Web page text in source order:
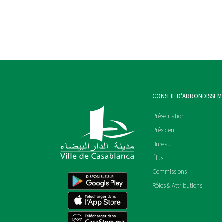
CONSEIL
Présentation
Président
Bureau
Élus
Commissions
Rôles & Attributions